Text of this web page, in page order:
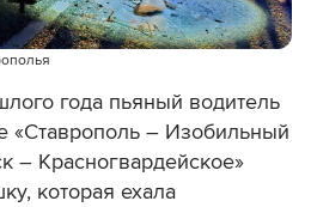
года пьяный водитель
«Ставрополь – Изобильный
– Красногвардейское»
которая ехала